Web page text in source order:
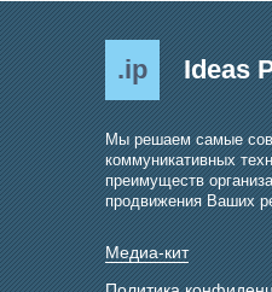
.ip Ideas
Мы решаем самые
коммуникативных
преимуществ
продвижения Ваших
Медиа-кит